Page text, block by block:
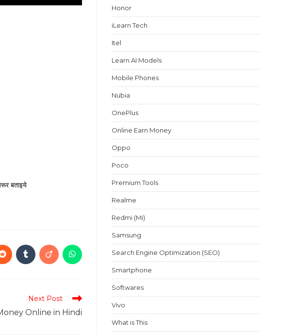
बताइये
Next Post
Online in Hindi
Honor
iLearn Tech
Itel
Learn AI Models
Mobile Phones
Nubia
OnePlus
Online Earn Money
Oppo
Poco
Premium Tools
Realme
Redmi (Mi)
Samsung
Search Engine Optimization (SEO)
Smartphone
Softwares
Vivo
What is This